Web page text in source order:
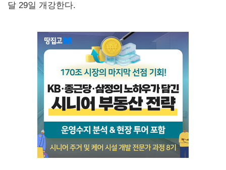
달 29일 개강한다.